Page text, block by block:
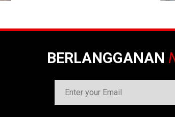
BERLANGGANAN